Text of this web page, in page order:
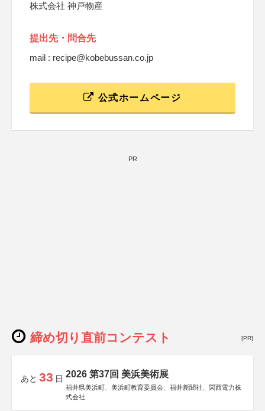
株式会社 神戸物産
提出先・問合先
mail : recipe@kobebussan.co.jp
公式ホームページ
PR
締め切り直前コンテスト [PR]
あと 33 日 2026 第37回 美浜美術展
福井県美浜町、美浜町教育委員会、福井新聞社、関西電力株
式会社